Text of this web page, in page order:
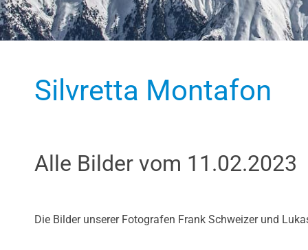
Silvretta Montafon
Alle Bilder vom 11.02.2023
Die Bilder unserer Fotografen Frank Schweizer und